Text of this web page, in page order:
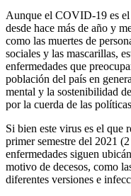
Aunque el COVID-19 es el
desde hace más de año y
como las muertes de
sociales y las mascarillas,
enfermedades que
población del país en
mental y la sostenibilidad
por la cuerda de las
Si bien este virus es el que
primer semestre del 2021
enfermedades siguen
motivo de decesos, como
diferentes versiones e